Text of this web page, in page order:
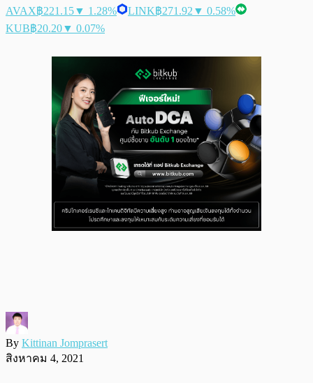
AVAX฿221.15▼ 1.28% LINK฿271.92 ▼ 0.58%
KUB฿20.20▼ 0.07%
By Kittinan Jomprasert
สิงหาคม 4, 2021